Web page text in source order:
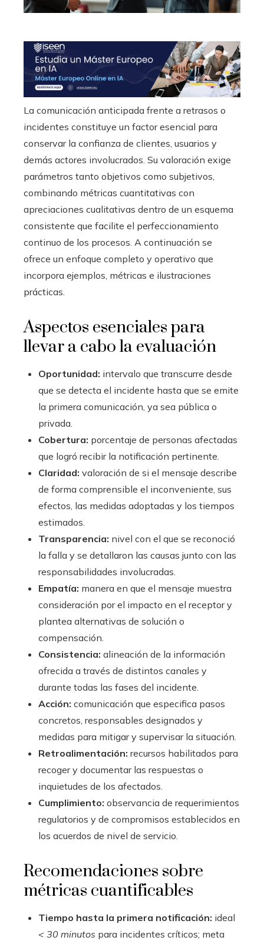
La comunicación anticipada frente a retrasos o
incidentes constituye un factor esencial para
conservar la confianza de clientes, usuarios y
demás actores involucrados. Su valoración exige
parámetros tanto objetivos como subjetivos,
combinando métricas cuantitativas con
apreciaciones cualitativas dentro de un esquema
consistente que facilite el perfeccionamiento
continuo de los procesos. A continuación se
ofrece un enfoque completo y operativo que
incorpora ejemplos, métricas e ilustraciones
prácticas.
Aspectos esenciales para
llevar a cabo la evaluación
Oportunidad: intervalo que transcurre desde
que se detecta el incidente hasta que se emite
la primera comunicación, ya sea pública o
privada.
Cobertura: porcentaje de personas afectadas
que logró recibir la notificación pertinente.
Claridad: valoración de si el mensaje describe
de forma comprensible el inconveniente, sus
efectos, las medidas adoptadas y los tiempos
estimados.
Transparencia: nivel con el que se reconoció
la falla y se detallaron las causas junto con las
responsabilidades involucradas.
Empatía: manera en que el mensaje muestra
consideración por el impacto en el receptor y
plantea alternativas de solución o
compensación.
Consistencia: alineación de la información
ofrecida a través de distintos canales y
durante todas las fases del incidente.
Acción: comunicación que especifica pasos
concretos, responsables designados y
medidas para mitigar y supervisar la situación.
Retroalimentación: recursos habilitados para
recoger y documentar las respuestas o
inquietudes de los afectados.
Cumplimiento: observancia de requerimientos
regulatorios y de compromisos establecidos en
los acuerdos de nivel de servicio.
Recomendaciones sobre
métricas cuantificables
Tiempo hasta la primera notificación: ideal
< 30 minutos para incidentes críticos; meta